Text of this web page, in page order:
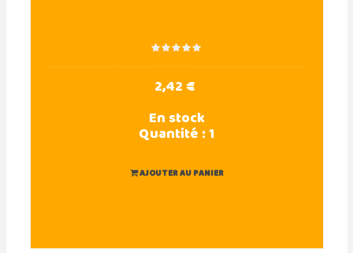
2,42 €
En stock
Quantité :1
AJOUTER AU PANIER